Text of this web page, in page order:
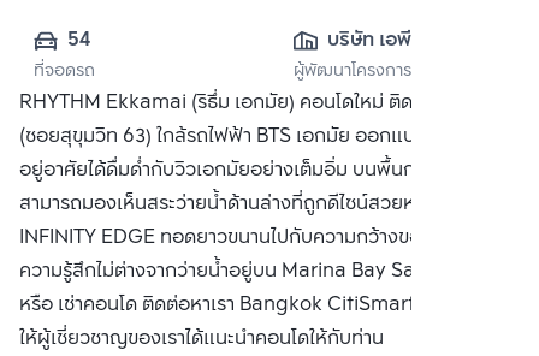
54
ที่จอดรถ
บริษัท เอพี (เอกมัย)
จำกัด
ผู้พัฒนาโครงการ
RHYTHM Ekkamai (ริธึ่ม เอกมัย) คอนโดใหม่ ติดถนนเอกมัย
(ซอยสุขุมวิท 63) ใกล้รถไฟฟ้า BTS เอกมัย ออกแบบมาเพื่อให้ผู้
อยู่อาศัยได้ดื่มด่ำกับวิวเอกมัยอย่างเต็มอิ่ม บนพื้นกระจกใสที่
สามารถมองเห็นสระว่ายน้ำด้านล่างที่ถูกดีไซน์สวยหรู แบบ
INFINITY EDGE ทอดยาวขนานไปกับความกว้างของอาคาร ให้
ความรู้สึกไม่ต่างจากว่ายน้ำอยู่บน Marina Bay Sands ซื้อ ขาย
หรือ เช่าคอนโด ติดต่อหาเรา Bangkok CitiSmart ได้ทันที เพื่อ
ให้ผู้เชี่ยวชาญของเราได้แนะนำคอนโดให้กับท่าน